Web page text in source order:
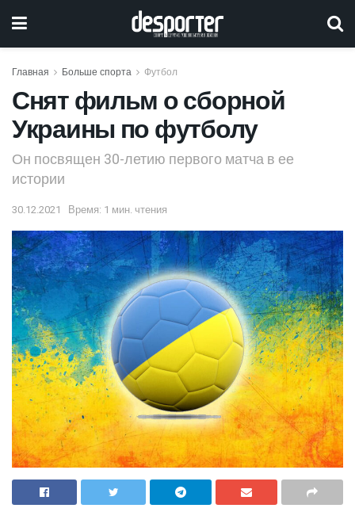
Главная Больше спорта Футбол
Снят фильм о сборной
Украины по футболу
Он посвящен 30-летию первого матча в ее
истории
30.12.2021 Время: 1 мин. чтения